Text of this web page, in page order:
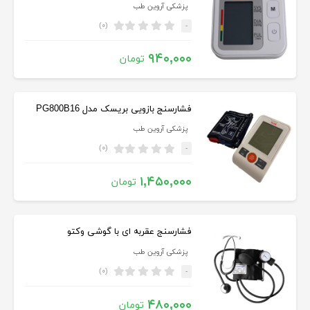
پزشکی آروین طب
- (۰)
۹۴۰,۰۰۰ تومان
فشارسنج بازویی بریسک مدل PG800B16
پزشکی آروین طب
- (۰)
۱,۴۵۰,۰۰۰ تومان
فشارسنج عقربه ای با گوشی وکتو
پزشکی آروین طب
- (۰)
۴۸۰,۰۰۰ تومان